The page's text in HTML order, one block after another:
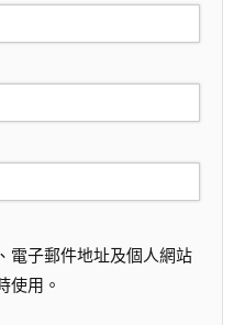
電子郵件地址及個人網站
使用。